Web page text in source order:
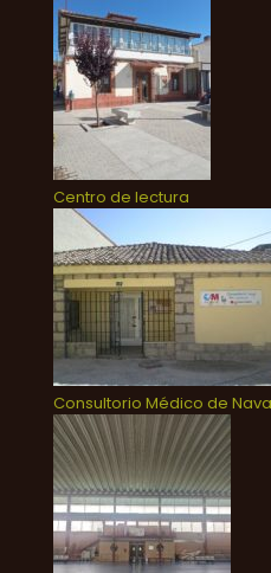
Centro de lectura
Consultorio Médico de